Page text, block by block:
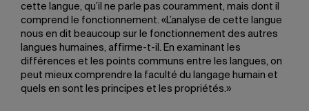
cette langue, qu’il ne parle pas couramment, mais dont il
comprend le fonctionnement. «L’analyse de cette langue
nous en dit beaucoup sur le fonctionnement des autres
langues humaines, affirme-t-il. En examinant les
différences et les points communs entre les langues, on
peut mieux comprendre la faculté du langage humain et
quels en sont les principes et les propriétés.»